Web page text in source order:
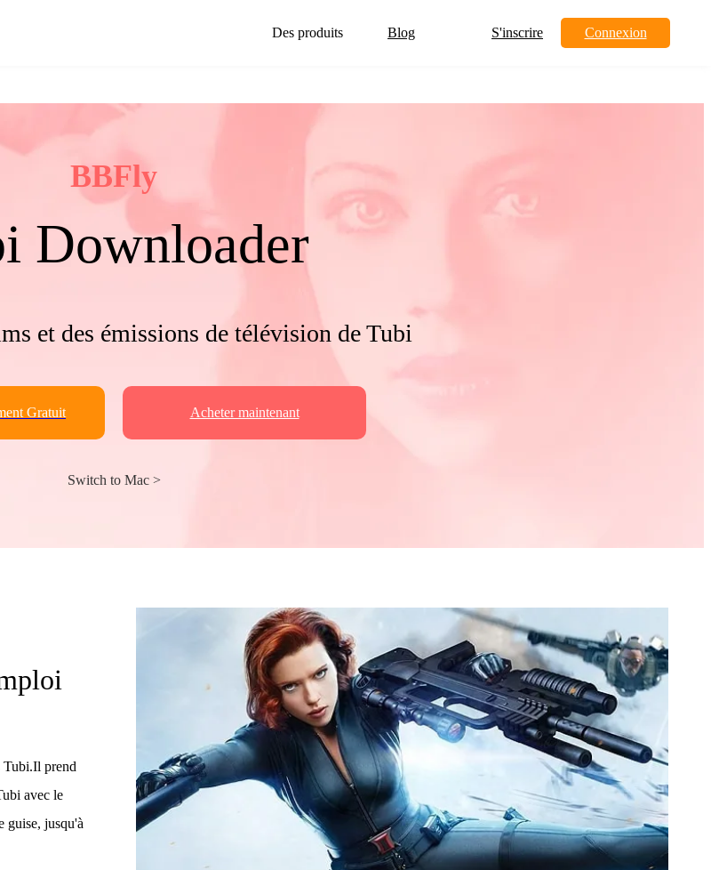
Des produits
Blog S'inscrire Connexion
BBFly
Downloader
et des émissions de télévision de Tubi
Gratuit Acheter maintenant
Switch to Mac >
Tubi.Il prend
avec le
guise, jusqu'à